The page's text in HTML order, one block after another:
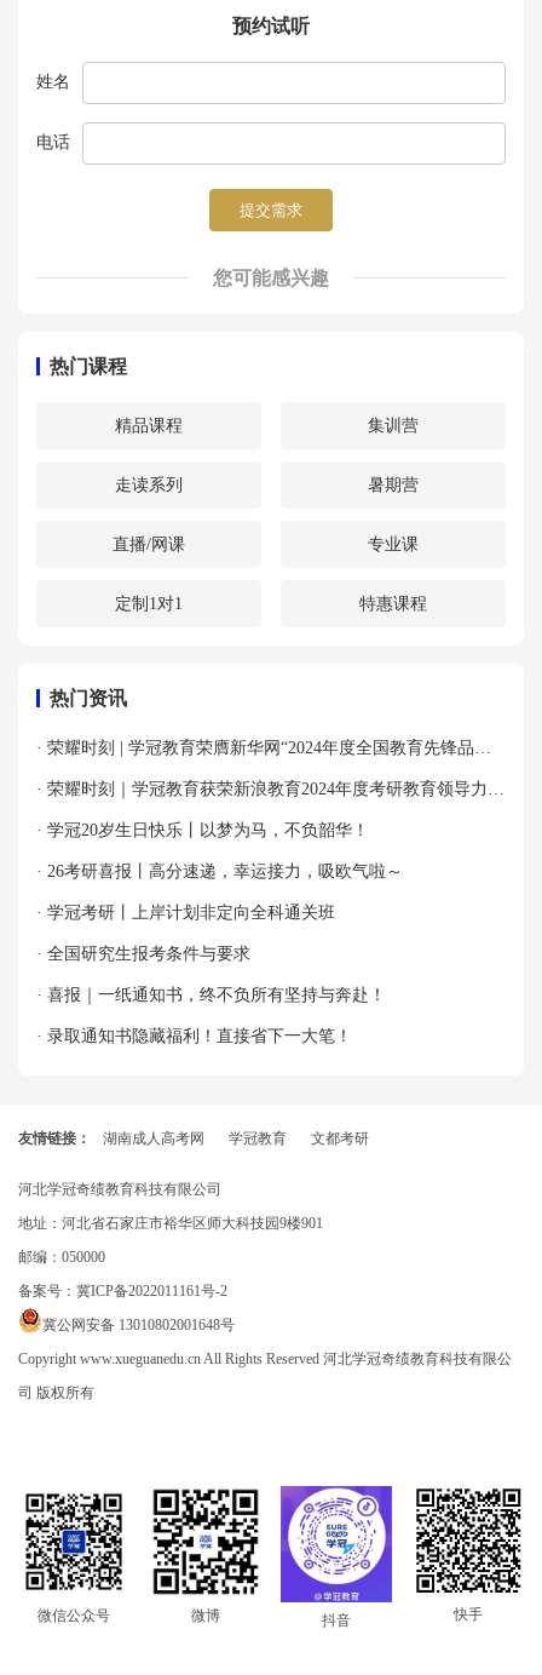
预约试听
姓名
电话
提交需求
您可能感兴趣
热门课程
精品课程 集训营
走读系列 暑期营
直播/网课 专业课
定制1对1 特惠课程
热门资讯
· 荣耀时刻 | 学冠教育荣膺新华网“2024年度全国教育先锋品牌
优秀案例”殊荣！
· 荣耀时刻｜学冠教育获荣新浪教育2024年度考研教育领导力品
牌！
· 学冠20岁生日快乐丨以梦为马，不负韶华！
· 26考研喜报丨高分速递，幸运接力，吸欧气啦～
· 学冠考研丨上岸计划非定向全科通关班
· 全国研究生报考条件与要求
· 喜报｜一纸通知书，终不负所有坚持与奔赴！
· 录取通知书隐藏福利！直接省下一大笔！
友情链接： 湖南成人高考网 学冠教育 文都考研
河北学冠奇绩教育科技有限公司
地址：河北省石家庄市裕华区师大科技园9楼901
邮编：050000
备案号： 冀ICP备2022011161号-2
冀公网安备 13010802001648号
Copyright www.xueguanedu.cn All Rights Reserved 河北学冠奇绩教育科技有限公
司 版权所有
微信公众号 微博 抖音 快手